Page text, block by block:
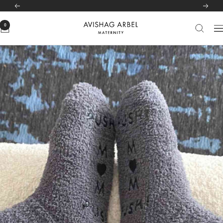
הקודם הבא
ניווט
Avishag
Maternity
0